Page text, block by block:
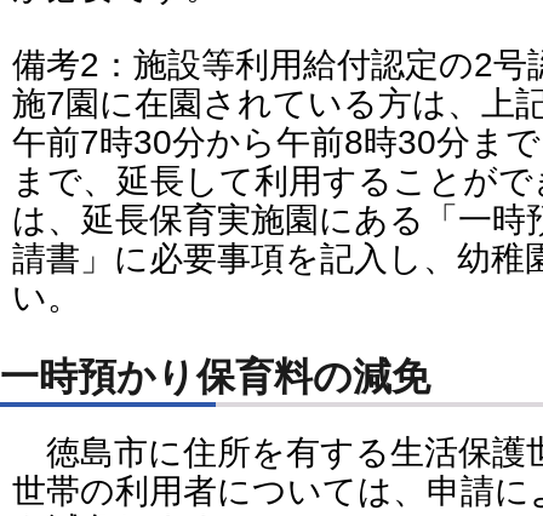
備考2：施設等利用給付認定の2号
施7園に在園されている方は、上
午前7時30分から午前8時30分ま
まで、延長して利用することが
は、延長保育実施園にある「一時
請書」に必要事項を記入し、幼稚
い。
一時預かり保育料の減免
徳島市に住所を有する生活保護
世帯の利用者については、申請